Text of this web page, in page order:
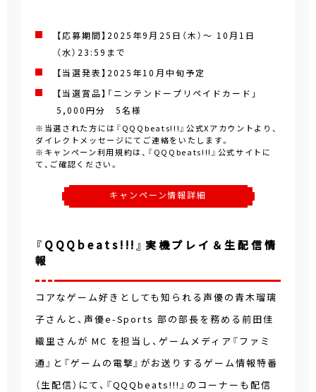
【応募期間】2025年9月25日（木）～ 10月1日
（水）23:59まで
【当選発表】2025年10月中旬予定
【当選賞品】「ニンテンドープリペイドカード」
5,000円分 5名様
※当選された方には『QQQbeats!!!』公式Xアカウントより、
ダイレクトメッセージにてご連絡をいたします。
※キャンペーン利用規約は、『QQQbeats!!!』公式サイトに
て、ご確認ください。
キャンペーン情報詳細
『QQQbeats!!!』実機プレイ＆生配信情
報
コアなゲーム好きとしても知られる声優の青木瑠璃
子さんと、声優e-Sports 部の部長を務める前田佳
織里さんが MC を担当し、ゲームメディア『ファミ
通』と『ゲームの電撃』がお送りするゲーム情報特番
（生配信）にて、『QQQbeats!!!』のコーナーも配信